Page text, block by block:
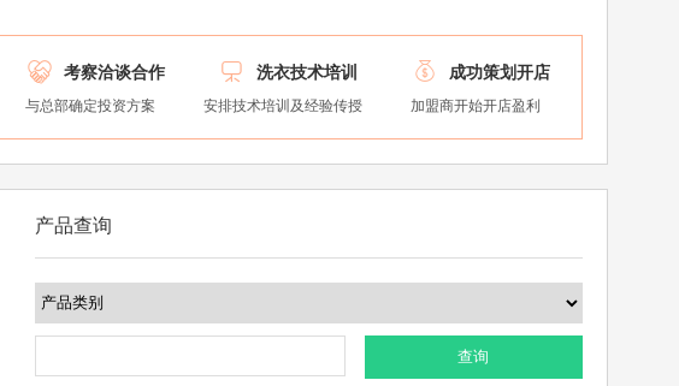
 考察洽谈合作
与总部确定投资方案
 洗衣技术培训
安排技术培训及经验传授
 成功策划开店
加盟商开始开店盈利
产品查询
查询